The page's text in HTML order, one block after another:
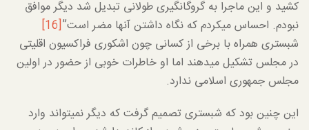
کشید و این ماجرا به گروگانگیری طولانی تبدیل شد دیگر موافق
نبودم. احساس می­کردم که نگاه داشتن آن­ها مضر است”[16]
شبستری همراه با برخی از کسانی چون اشکوری فراکسیون اقلیتی
در مجلس تشکیل می­دهند اما او خاطرات خوبی از حضور در اولین
مجلس جمهوری اسلامی ندارد.
این چنین بود که شبستری تصمیم گرفت که دیگر نمی­تواند وارد